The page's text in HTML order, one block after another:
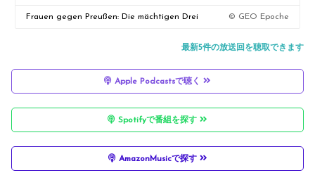
Archiv)
Frauen gegen Preußen: Die mächtigen Drei © GEO Epoche
最新5件の放送回を聴取できます
Apple Podcastsで聴く
Spotifyで番組を探す
AmazonMusicで探す